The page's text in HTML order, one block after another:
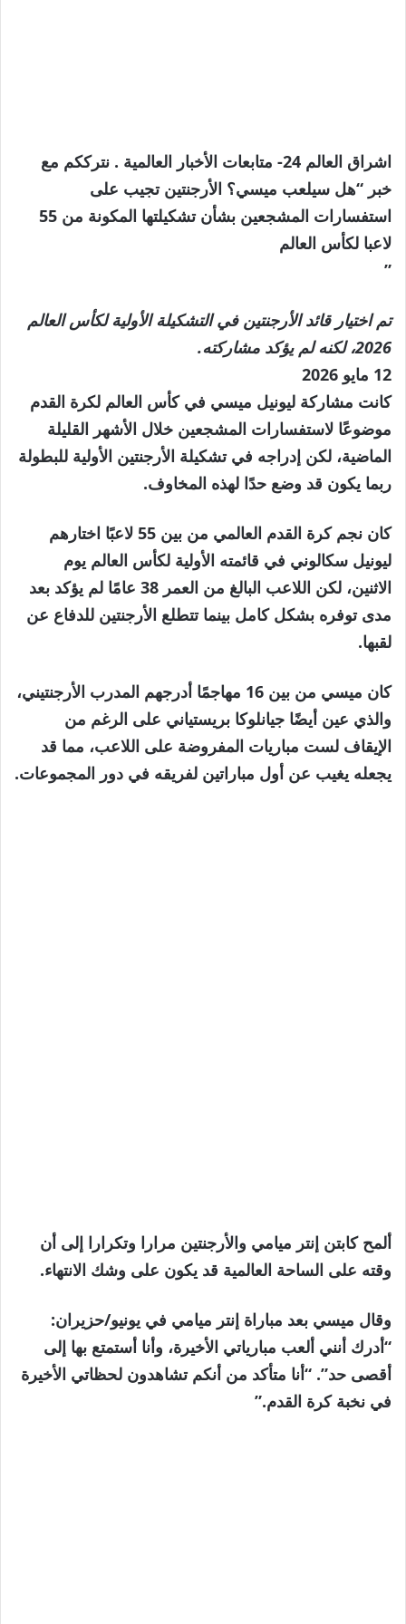
اشراق العالم 24- متابعات الأخبار العالمية . نترككم مع
خبر “هل سيلعب ميسي؟ الأرجنتين تجيب على
استفسارات المشجعين بشأن تشكيلتها المكونة من 55
لاعبا لكأس العالم
”
تم اختيار قائد الأرجنتين في التشكيلة الأولية لكأس العالم
2026، لكنه لم يؤكد مشاركته.
نُشرت
في
12
مايو
2026
12 مايو 2026
كانت مشاركة ليونيل ميسي في كأس العالم لكرة القدم
موضوعًا لاستفسارات المشجعين خلال الأشهر القليلة
الماضية، لكن إدراجه في تشكيلة الأرجنتين الأولية للبطولة
ربما يكون قد وضع حدًا لهذه المخاوف.
كان نجم كرة القدم العالمي من بين 55 لاعبًا اختارهم
ليونيل سكالوني في قائمته الأولية لكأس العالم يوم
الاثنين، لكن اللاعب البالغ من العمر 38 عامًا لم يؤكد بعد
مدى توفره بشكل كامل بينما تتطلع الأرجنتين للدفاع عن
لقبها.
كان ميسي من بين 16 مهاجمًا أدرجهم المدرب الأرجنتيني،
والذي عين أيضًا جيانلوكا بريستياني على الرغم من
الإيقاف لست مباريات المفروضة على اللاعب، مما قد
يجعله يغيب عن أول مباراتين لفريقه في دور المجموعات.
ألمح كابتن إنتر ميامي والأرجنتين مرارا وتكرارا إلى أن
وقته على الساحة العالمية قد يكون على وشك الانتهاء.
وقال ميسي بعد مباراة إنتر ميامي في يونيو/حزيران:
“أدرك أنني ألعب مبارياتي الأخيرة، وأنا أستمتع بها إلى
أقصى حد”. “أنا متأكد من أنكم تشاهدون لحظاتي الأخيرة
في نخبة كرة القدم.”